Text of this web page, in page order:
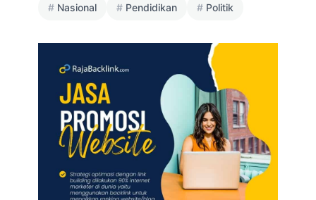
Nasional Pendidikan Politik